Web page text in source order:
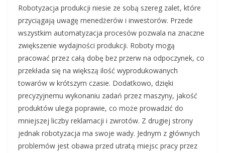
Robotyzacja produkcji niesie ze sobą szereg zalet, które
przyciągają uwagę menedżerów i inwestorów. Przede
wszystkim automatyzacja procesów pozwala na znaczne
zwiększenie wydajności produkcji. Roboty mogą
pracować przez całą dobę bez przerw na odpoczynek, co
przekłada się na większą ilość wyprodukowanych
towarów w krótszym czasie. Dodatkowo, dzięki
precyzyjnemu wykonaniu zadań przez maszyny, jakość
produktów ulega poprawie, co może prowadzić do
mniejszej liczby reklamacji i zwrotów. Z drugiej strony
jednak robotyzacja ma swoje wady. Jednym z głównych
problemów jest obawa przed utratą miejsc pracy przez